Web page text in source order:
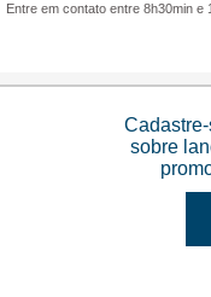
Entre em contato entre 8h30min e
sobre